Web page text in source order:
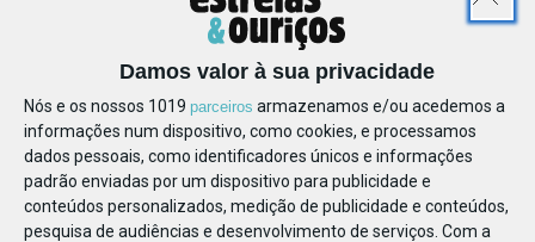
Damos valor à sua privacidade
Nós e os nossos 1019 parceiros armazenamos e/ou acedemos a
informações num dispositivo, como cookies, e processamos
dados pessoais, como identificadores únicos e informações
padrão enviadas por um dispositivo para publicidade e
conteúdos personalizados, medição de publicidade e conteúdos,
pesquisa de audiências e desenvolvimento de serviços. Com a